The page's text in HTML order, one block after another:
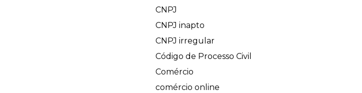
CNPJ
CNPJ inapto
CNPJ irregular
Código de Processo Civil
Comércio
comércio online